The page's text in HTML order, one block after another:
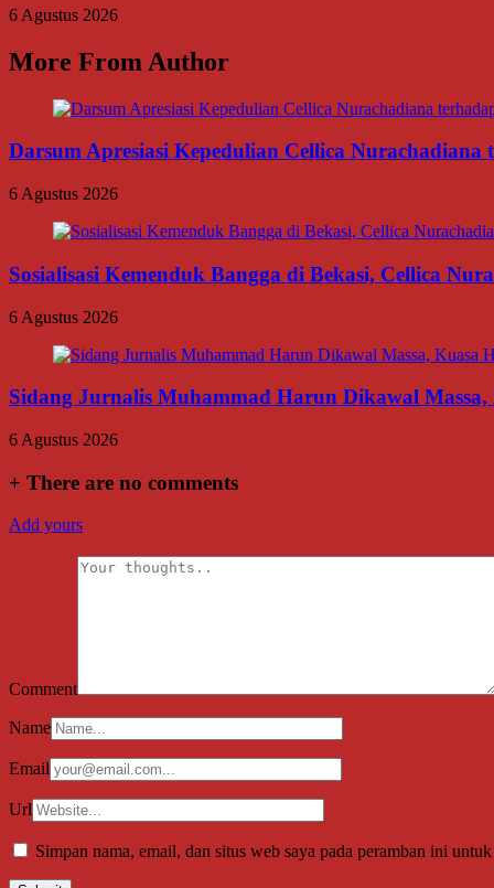
6 Agustus 2026
More From Author
Darsum Apresiasi Kepedulian Cellica
6 Agustus 2026
Sosialisasi Kemenduk Bangga di Bekasi, Cellica
6 Agustus 2026
Sidang Jurnalis Muhammad Harun Dikawal
6 Agustus 2026
+ There are no comments
Add yours
Comment
Name
Email
Url
Simpan nama, email, dan situs web saya pada peramban ini